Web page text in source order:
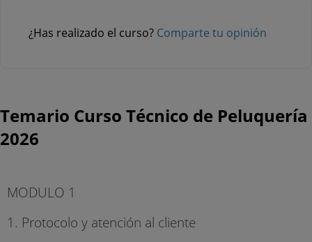
¿Has realizado el curso? Comparte tu opinión
Temario Curso Técnico de Peluquería
2026
MODULO 1
1. Protocolo y atención al cliente